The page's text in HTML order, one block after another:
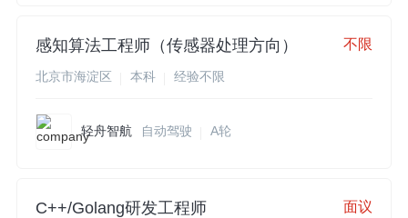
感知算法工程师（传感器处理方向） 不限
北京市海淀区 本科 经验不限
轻舟智航 自动驾驶 A轮
C++/Golang研发工程师 面议